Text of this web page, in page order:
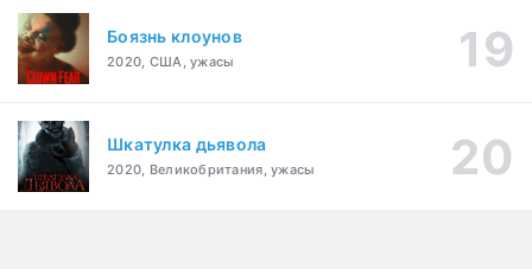
Боязнь клоунов
2020, США, ужасы
Шкатулка дьявола
2020, Великобритания, ужасы